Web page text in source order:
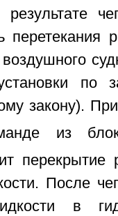
перетекания
по
закону).
из блока
перекрытие
После
в